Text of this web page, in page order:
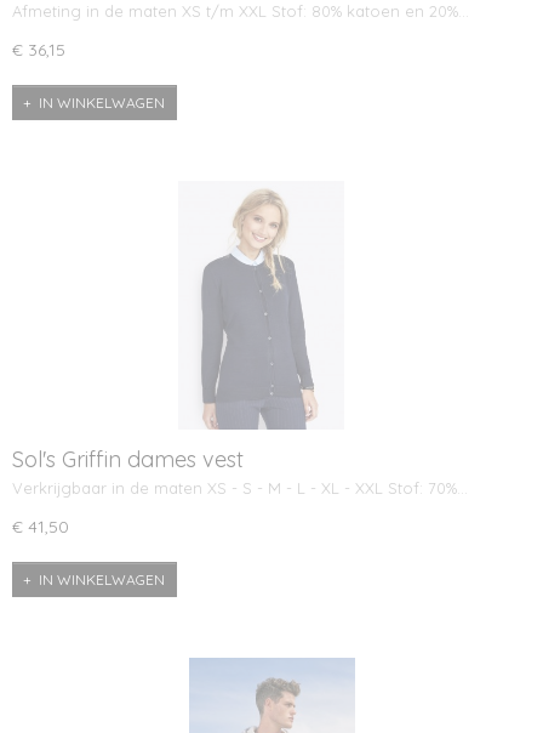
Afmeting in de maten XS t/m XXL Stof: 80% katoen en 20%…
€ 36,15
IN WINKELWAGEN
Sol's Griffin dames vest
Verkrijgbaar in de maten XS - S - M - L - XL - XXL Stof: 70%…
€ 41,50
IN WINKELWAGEN